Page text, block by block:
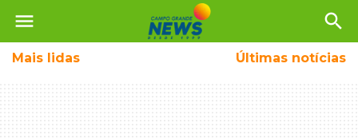
menu search
Mais lidas Últimas notícias